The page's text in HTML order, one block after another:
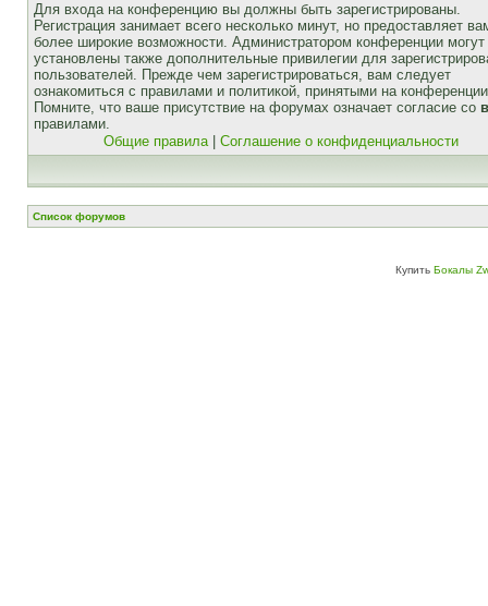
Для входа на конференцию вы должны быть зарегистрированы.
Регистрация занимает всего несколько минут, но предоставляет
более широкие возможности. Администратором конференции
установлены также дополнительные привилегии для
пользователей. Прежде чем зарегистрироваться, вам следует
ознакомиться с правилами и политикой, принятыми на
Помните, что ваше присутствие на форумах означает согласие со
правилами.
Общие правила| Соглашение о конфиденциальности
Список форумов
Купить Бокалы